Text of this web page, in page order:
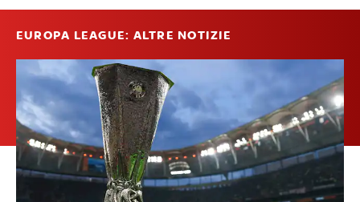
EUROPA LEAGUE: ALTRE NOTIZIE